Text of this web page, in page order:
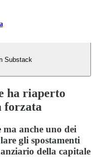
Substack
ha riaperto
forzata
anche uno dei
gli spostamenti
della capitale